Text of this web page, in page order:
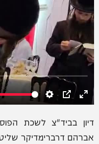
דיון בביד"צ לשכת
אברהם דרברימדיקר